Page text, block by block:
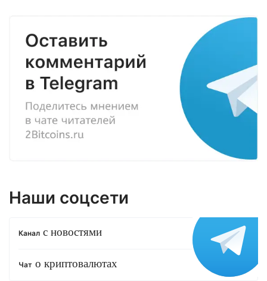
Наши соцсети
Канал с новостями
Чат о криптовалютах